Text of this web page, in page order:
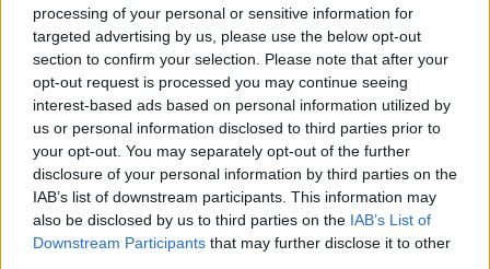
processing of your personal or sensitive information for
targeted advertising by us, please use the below opt-out
section to confirm your selection. Please note that after your
opt-out request is processed you may continue seeing
interest-based ads based on personal information utilized by
us or personal information disclosed to third parties prior to
your opt-out. You may separately opt-out of the further
disclosure of your personal information by third parties on the
IAB’s list of downstream participants. This information may
also be disclosed by us to third parties on the IAB’s List of
Downstream Participants that may further disclose it to other
7 Ago 2026
Il Selargius rinforza il centrocampo con
Manuel Rinino e Samuele Vacca
6 Ago 2026
Le 5 sarde ancora nel girone G con 8 squadre
laziali, 4 campane e la novità dei molisani del
Venafro
6 Ago 2026